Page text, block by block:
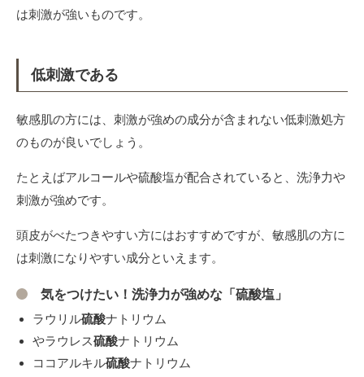
は刺激が強いものです。
低刺激である
敏感肌の方には、刺激が強めの成分が含まれない低刺激処方
のものが良いでしょう。
たとえばアルコールや硫酸塩が配合されていると、洗浄力や
刺激が強めです。
頭皮がべたつきやすい方にはおすすめですが、敏感肌の方に
は刺激になりやすい成分といえます。
気をつけたい！洗浄力が強めな「硫酸塩」
ラウリル硫酸ナトリウム
やラウレス硫酸ナトリウム
ココアルキル硫酸ナトリウム